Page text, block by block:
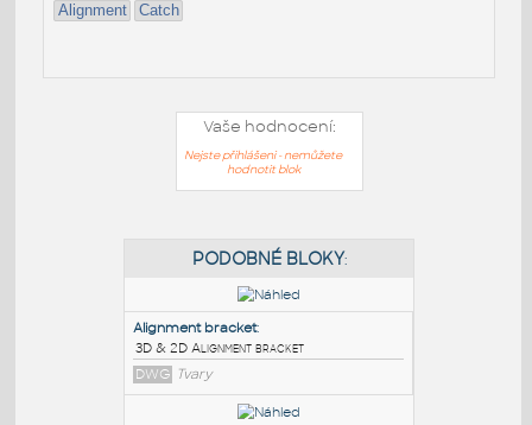
Alignment Catch
Vaše hodnocení:
Nejste přihlášeni - nemůžete
hodnotit blok